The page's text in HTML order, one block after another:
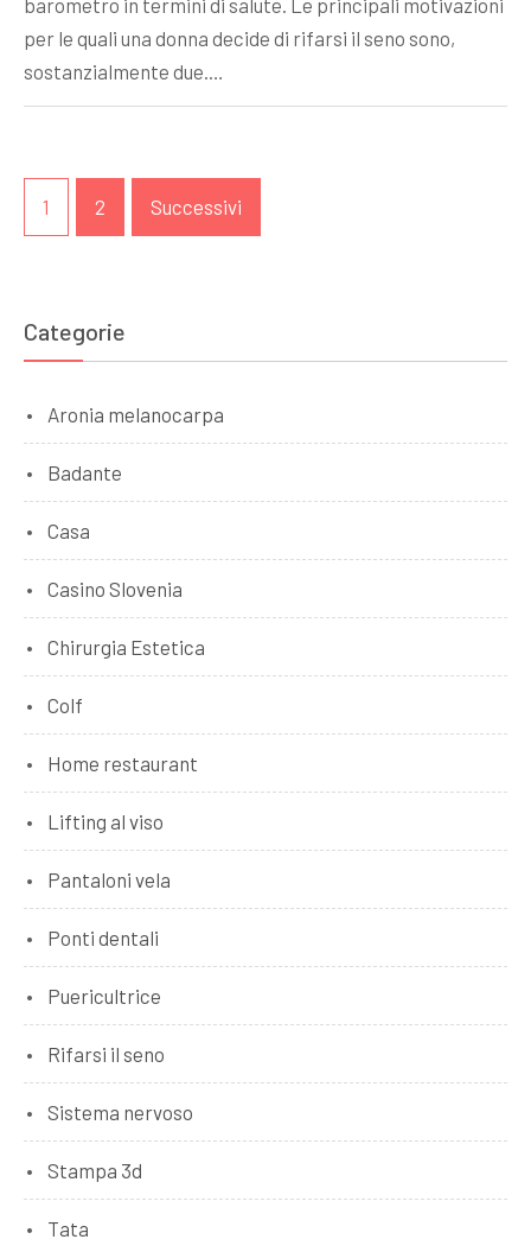
per le quali una donna decide di rifarsi il seno sono,
sostanzialmente due.…
Paginazione
degli
1 2 Successivi
Categorie
Aronia melanocarpa
Badante
Casa
Casino Slovenia
Chirurgia Estetica
Colf
Home restaurant
Lifting al viso
Pantaloni vela
Ponti dentali
Puericultrice
Rifarsi il seno
Sistema nervoso
Stampa 3d
Tata